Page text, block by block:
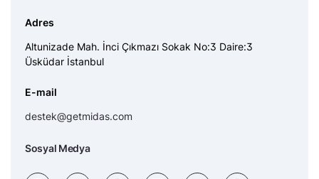
Adres
Altunizade Mah. İnci Çıkmazı Sokak No:3 Daire:3
Üsküdar İstanbul
E-mail
destek@getmidas.com
Sosyal Medya